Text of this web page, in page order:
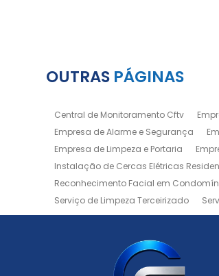
OUTRAS PÁGINAS
Central de Monitoramento Cftv
Empresa de Alarme e Segurança
Empresa de Limpeza e Portaria
Instalação de Cercas Elétricas
Reconhecimento Facial em
Serviço de Limpeza Terceirizado
Zeladoria de Condomínios